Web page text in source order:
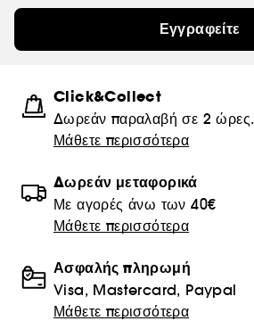
Εγγραφείτε
Click&Collect
Δωρεάν παραλαβή σε 2 ώρες.
Μάθετε περισσότερα
Δωρεάν μεταφορικά
Με αγορές άνω των 40€
Μάθετε περισσότερα
Ασφαλής πληρωμή
Visa, Mastercard, Paypal
Μάθετε περισσότερα